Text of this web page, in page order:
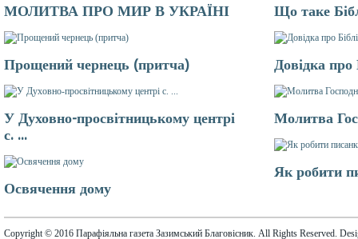
МОЛИТВА ПРО МИР В УКРАЇНІ
Прощений чернець (притча)
У Духовно-просвітницькому центрі
с. ...
Освячення дому
Що таке
Довідка про
Молитва
Як робити
Copyright © 2016 Парафіяльна газета Зазимський Благовісник. All Rights Reserved.